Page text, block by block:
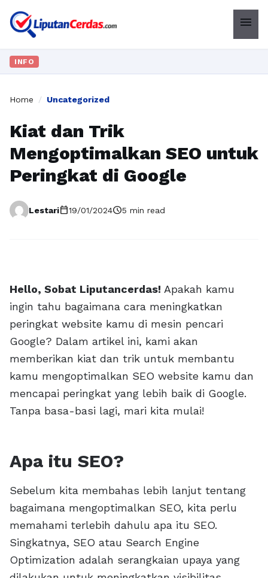
menu
INFO
Home / Uncategorized
Kiat dan Trik
Mengoptimalkan SEO untuk
Peringkat di Google
Lestaricalendar_today19/01/2024schedule5 min read
Hello, Sobat Liputancerdas! Apakah kamu
ingin tahu bagaimana cara meningkatkan
peringkat website kamu di mesin pencari
Google? Dalam artikel ini, kami akan
memberikan kiat dan trik untuk membantu
kamu mengoptimalkan SEO website kamu dan
mencapai peringkat yang lebih baik di Google.
Tanpa basa-basi lagi, mari kita mulai!
Apa itu SEO?
Sebelum kita membahas lebih lanjut tentang
bagaimana mengoptimalkan SEO, kita perlu
memahami terlebih dahulu apa itu SEO.
Singkatnya, SEO atau Search Engine
Optimization adalah serangkaian upaya yang